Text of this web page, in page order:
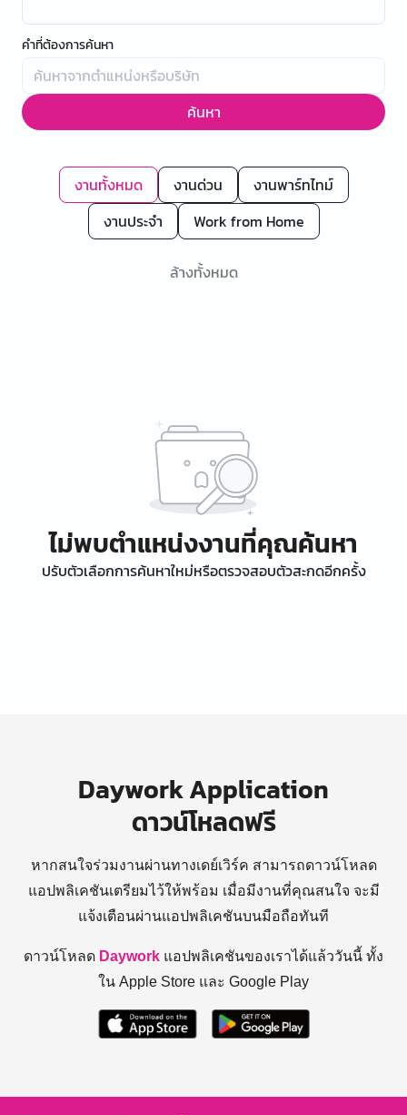
คำที่ต้องการค้นหา
ค้นหา
งานทั้งหมด งานด่วน
งานพาร์ทไทม์
งานประจำ
Work from Home
ล้างทั้งหมด
ไม่พบตำแหน่งงานที่คุณค้นหา
ปรับตัวเลือกการค้นหาใหม่หรือตรวจสอบตัวสะกดอีกครั้ง
Daywork Application
ดาวน์โหลดฟรี
หากสนใจร่วมงานผ่านทางเดย์เวิร์ค สามารถดาวน์โหลด
แอปพลิเคชันเตรียมไว้ให้พร้อม เมื่อมีงานที่คุณสนใจ จะมี
แจ้งเตือนผ่านแอปพลิเคชันบนมือถือทันที
ดาวน์โหลด Daywork แอปพลิเคชันของเราได้แล้ววันนี้ ทั้ง
ใน Apple Store และ Google Play